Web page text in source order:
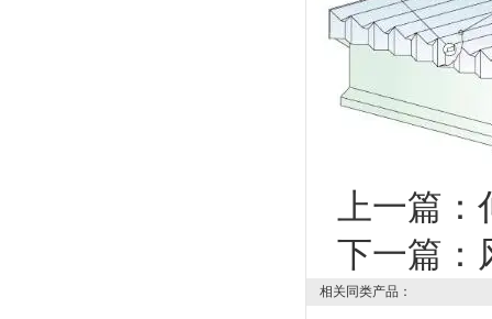
上一篇：
下一篇：
相关同类产品：